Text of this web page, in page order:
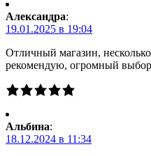
Александра:
19.01.2025 в 19:04
Отличный магазин,
рекомендую, огромный
Альбина:
18.12.2024 в 11:34